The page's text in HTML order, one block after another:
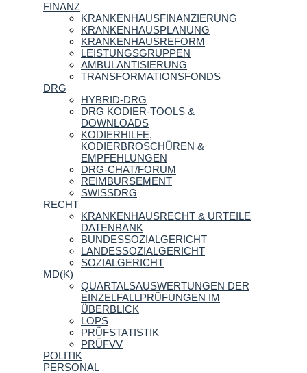
FINANZ
KRANKENHAUSFINANZIERUNG
KRANKENHAUSPLANUNG
KRANKENHAUSREFORM
LEISTUNGSGRUPPEN
AMBULANTISIERUNG
TRANSFORMATIONSFONDS
DRG
HYBRID-DRG
DRG KODIER-TOOLS &
DOWNLOADS
KODIERHILFE,
KODIERBROSCHÜREN &
EMPFEHLUNGEN
DRG-CHAT/FORUM
REIMBURSEMENT
SWISSDRG
RECHT
KRANKENHAUSRECHT & URTEILE
DATENBANK
BUNDESSOZIALGERICHT
LANDESSOZIALGERICHT
SOZIALGERICHT
MD(K)
QUARTALSAUSWERTUNGEN DER
EINZELFALLPRÜFUNGEN IM
ÜBERBLICK
LOPS
PRÜFSTATISTIK
PRÜFVV
POLITIK
PERSONAL